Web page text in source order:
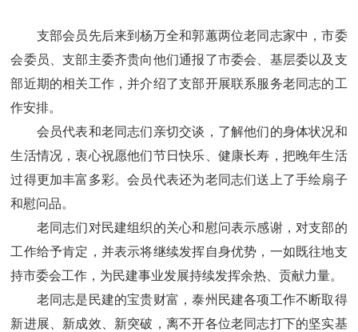
支部会员先后来到杨万全和郭蕙两位老同志家中，市委
会委员、支部主委齐贵向他们通报了市委会、基层委以及支
部近期的相关工作，并介绍了支部开展联系服务老同志的工
作安排。
会员代表和老同志们亲切交谈，了解他们的身体状况和
生活情况，衷心祝愿他们节日快乐、健康长寿，把晚年生活
过得更加丰富多彩。会员代表还为老同志们送上了手绘扇子
和慰问品。
老同志们对民建组织的关心和慰问表示感谢，对支部的
工作给予肯定，并表示将继续发挥自身优势，一如既往地支
持市委会工作，为民建事业发展持续发挥余热、贡献力量。
老同志是民建的宝贵财富，泰州民建各项工作不断取得
新进展、新成效、新突破，离不开各位老同志打下的坚实基